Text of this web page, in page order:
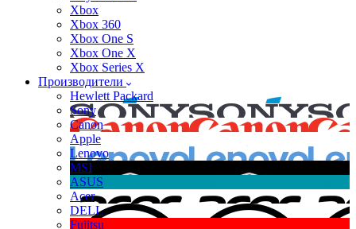
Xbox
Xbox 360
Xbox One S
Xbox One X
Xbox Series X
Производители
Hewlett Packard
Sony
Canon
Apple
Lenovo
MSI
ASUS
Acer
DELL
Fujitsu